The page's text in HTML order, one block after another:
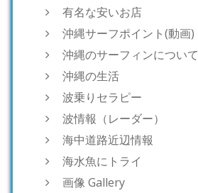
有名な安いお店
沖縄サーフポイント(動画)
沖縄のサーフィンについて
沖縄の生活
波乗りセラピー
波情報（レーダー）
海中道路近辺情報
海水魚にトライ
画像 Gallery